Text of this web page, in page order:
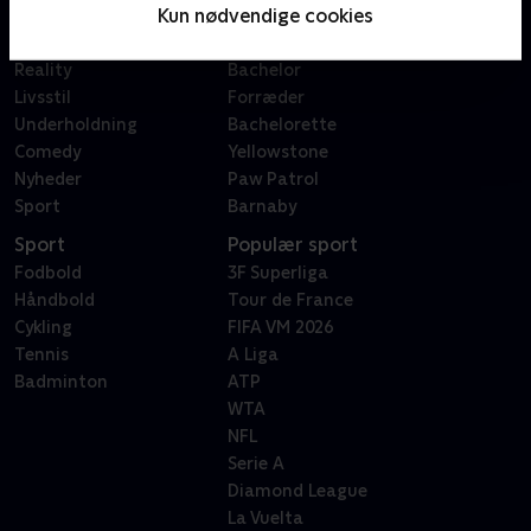
Kun nødvendige cookies
Reality
Livsstil
Underholdning
Comedy
Nyheder
Sport
Sygeplejeskolen
Bachelor
Forræder
Bachelorette
Yellowstone
Paw Patrol
Barnaby
Sport
Fodbold
Håndbold
Cykling
Tennis
Badminton
Populær sport
3F Superliga
Tour de France
FIFA VM 2026
A Liga
ATP
WTA
NFL
Serie A
Diamond League
La Vuelta